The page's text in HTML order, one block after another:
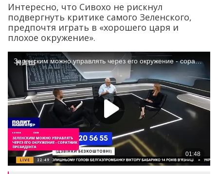
Интересно, что Сивохо не рискнул
подвергнуть критике самого Зеленского,
предпочтя играть в «хорошего царя и
плохое окружение».